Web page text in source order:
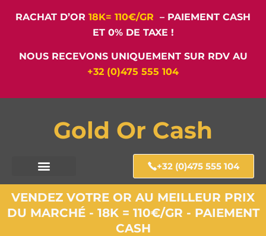
RACHAT D’OR 18K= 110€/GR – PAIEMENT CASH
ET 0% DE TAXE !
NOUS RECEVONS UNIQUEMENT SUR RDV AU
+32 (0)475 555 104
Gold Or Cash
+32 (0)475 555 104
VENDEZ VOTRE OR AU MEILLEUR PRIX
DU MARCHÉ - 18K = 110€/GR - PAIEMENT
CASH